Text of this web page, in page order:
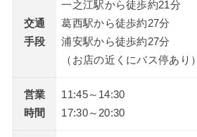
交通
手段
一之江駅から徒歩約21分
葛西駅から徒歩約27分
浦安駅から徒歩約27分
（お店の近くにバス停あり）
営業
時間
11:45～14:30
17:30～20:30